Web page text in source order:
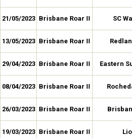
21/05/2023 Brisbane Roar II SC
13/05/2023 Brisbane Roar II
29/04/2023 Brisbane Roar II Eastern
08/04/2023 Brisbane Roar II
26/03/2023 Brisbane Roar II
19/03/2023 Brisbane Roar II